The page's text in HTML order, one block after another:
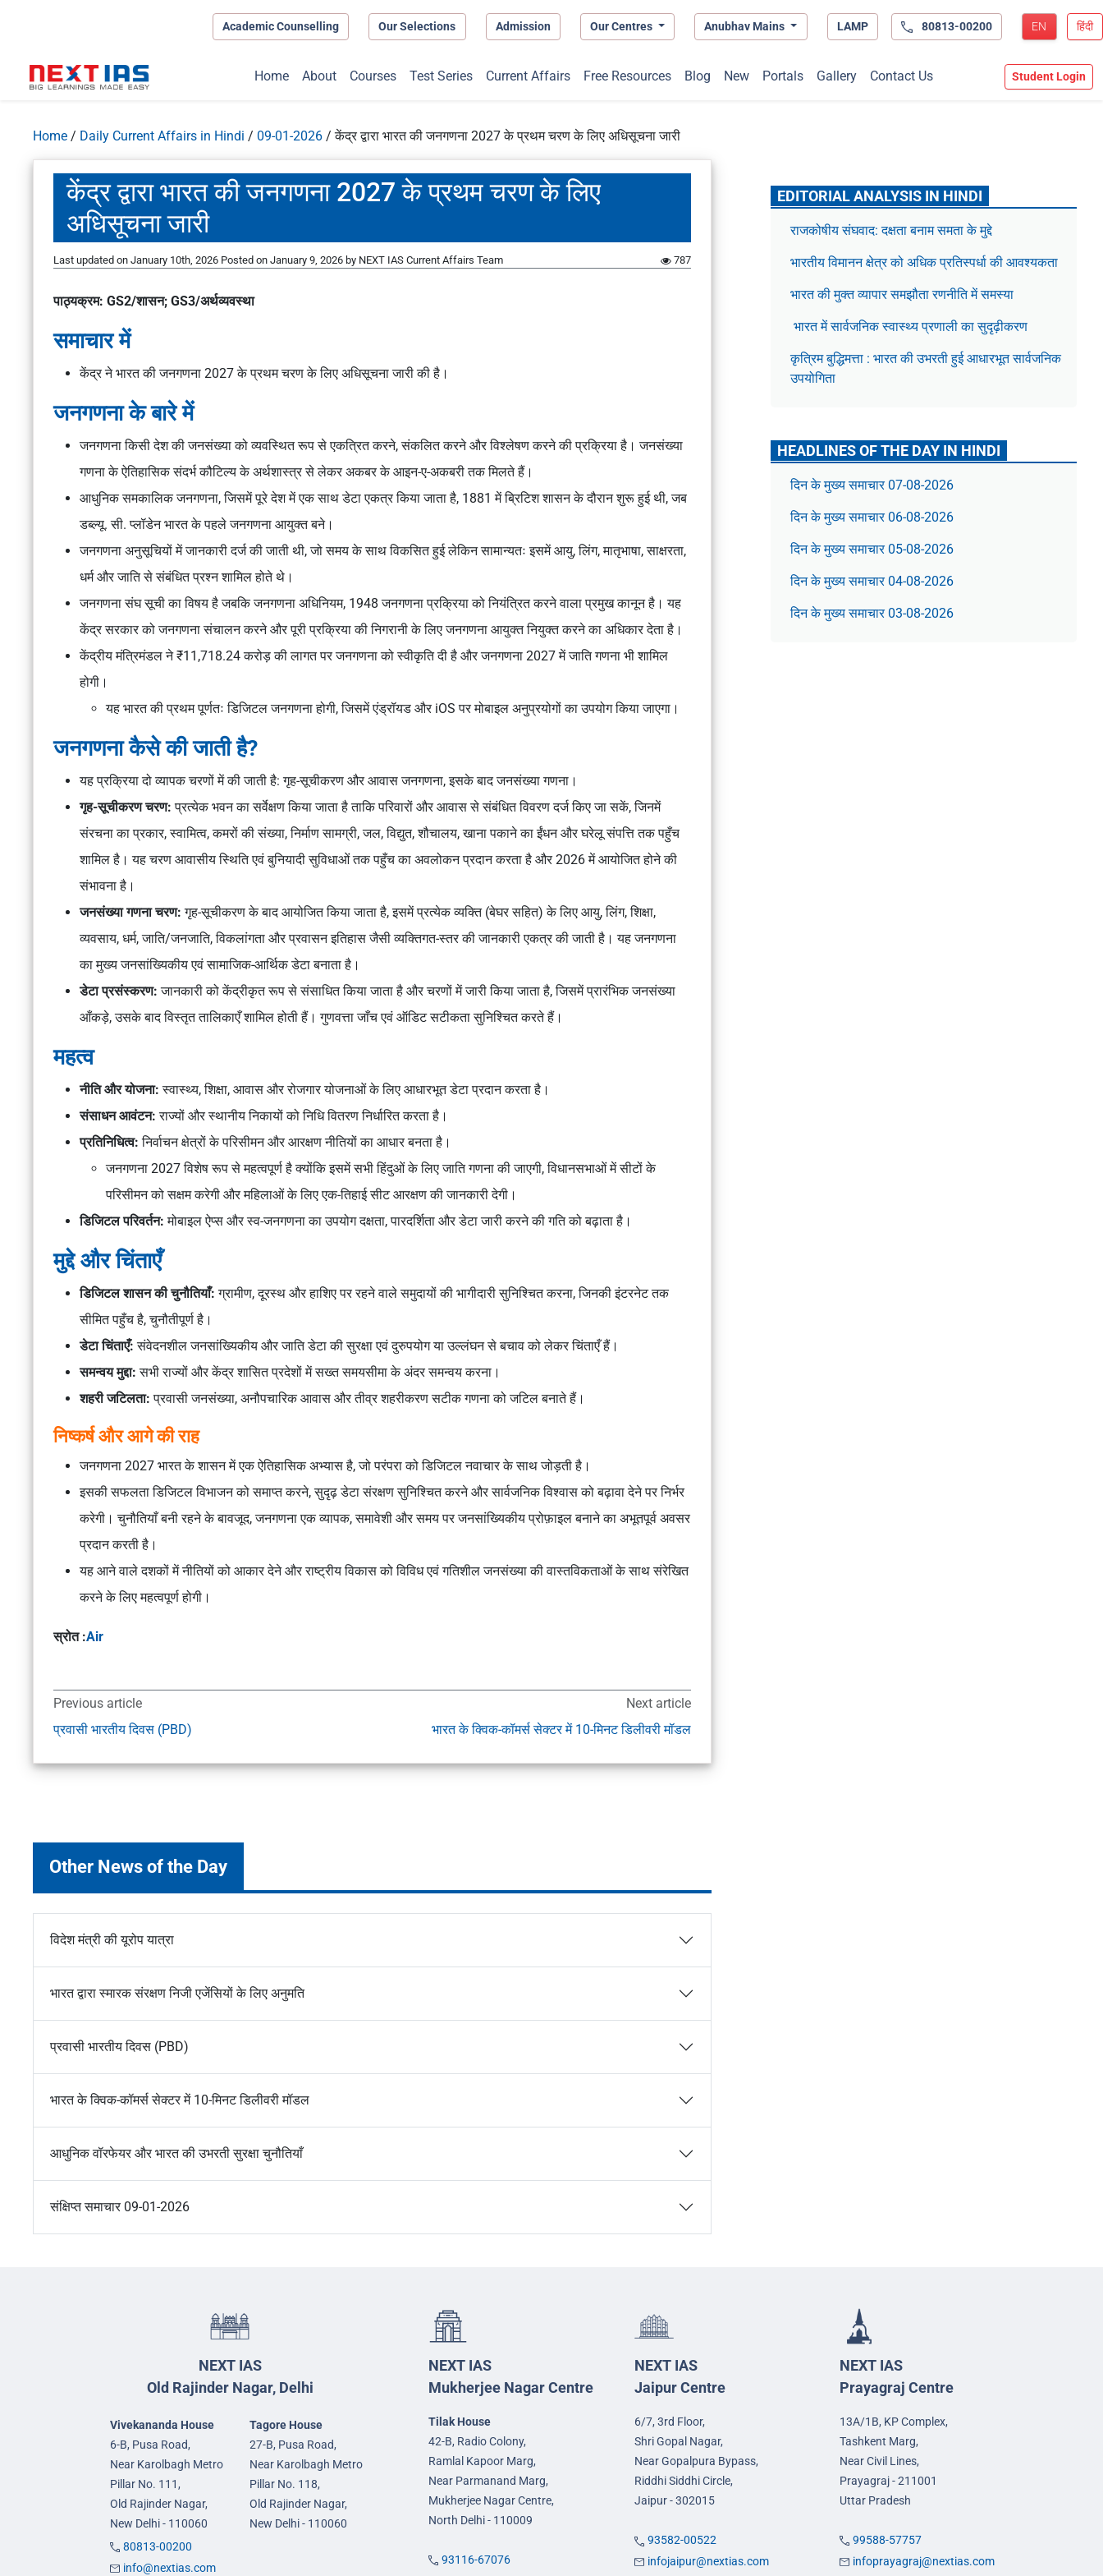
Academic Counselling Our Selections Admission Our Centres Anubhav Mains LAMP 80813-00200 EN हिंदी
Home About Courses Test Series Current Affairs Free Resources Blog New Portals Gallery Contact Us Student Login
Home / Daily Current Affairs in Hindi / 09-01-2026 /केंद्र द्वारा भारत की जनगणना 2027 के प्रथम चरण के लिए अधिसूचना जारी
केंद्र द्वारा भारत की जनगणना 2027 के प्रथम चरण के लिए
अधिसूचना जारी
Last updated on January 10th, 2026 Posted on January 9, 2026 by NEXT IAS Current Affairs Team 787
पाठ्यक्रम: GS2/शासन; GS3/अर्थव्यवस्था
समाचार में
केंद्र ने भारत की जनगणना 2027 के प्रथम चरण के लिए अधिसूचना जारी की है।
जनगणना के बारे में
जनगणना किसी देश की जनसंख्या को व्यवस्थित रूप से एकत्रित करने, संकलित करने और विश्लेषण करने की प्रक्रिया है। जनसंख्या
गणना के ऐतिहासिक संदर्भ कौटिल्य केअर्थशास्त्रसे लेकर अकबर केआइन-ए-अकबरीतक मिलते हैं।
आधुनिक समकालिक जनगणना, जिसमें पूरे देश में एक साथ डेटा एकत्र किया जाता है, 1881 में ब्रिटिश शासन के दौरान शुरू हुई थी, जब
डब्ल्यू. सी. प्लॉडेन भारत के पहले जनगणना आयुक्त बने।
जनगणना अनुसूचियों में जानकारी दर्ज की जाती थी, जो समय के साथ विकसित हुई लेकिन सामान्यतः इसमें आयु, लिंग, मातृभाषा, साक्षरता,
धर्म और जाति से संबंधित प्रश्न शामिल होते थे।
जनगणना संघ सूची का विषय है जबकिजनगणना अधिनियम, 1948 जनगणना प्रक्रिया को नियंत्रित करने वाला प्रमुख कानून है। यह
केंद्र सरकार को जनगणना संचालन करने और पूरी प्रक्रिया की निगरानी के लिए जनगणना आयुक्त नियुक्त करने का अधिकार देता है।
केंद्रीय मंत्रिमंडल ने ₹11,718.24 करोड़ की लागत पर जनगणना को स्वीकृति दी है और जनगणना 2027 में जाति गणना भी शामिल
होगी।
यह भारत की प्रथम पूर्णतः डिजिटल जनगणना होगी, जिसमें एंड्रॉयड और iOS पर मोबाइल अनुप्रयोगों का उपयोग किया जाएगा।
जनगणना कैसे की जाती है?
यह प्रक्रिया दो व्यापक चरणों में की जाती है:गृह-सूचीकरण और आवास जनगणना, इसके बादजनसंख्या गणना ।
गृह-सूचीकरण चरण: प्रत्येक भवन का सर्वेक्षण किया जाता है ताकि परिवारों और आवास से संबंधित विवरण दर्ज किए जा सकें, जिनमें
संरचना का प्रकार, स्वामित्व, कमरों की संख्या, निर्माण सामग्री, जल, विद्युत, शौचालय, खाना पकाने का ईंधन और घरेलू संपत्ति तक पहुँच
शामिल है। यह चरण आवासीय स्थिति एवं बुनियादी सुविधाओं तक पहुँच का अवलोकन प्रदान करता है और 2026 में आयोजित होने की
संभावना है।
जनसंख्या गणना चरण: गृह-सूचीकरण के बाद आयोजित किया जाता है, इसमें प्रत्येक व्यक्ति (बेघर सहित) के लिए आयु, लिंग, शिक्षा,
व्यवसाय, धर्म, जाति/जनजाति, विकलांगता और प्रवासन इतिहास जैसी व्यक्तिगत-स्तर की जानकारी एकत्र की जाती है। यह जनगणना
का मुख्य जनसांख्यिकीय एवं सामाजिक-आर्थिक डेटा बनाता है।
डेटा प्रसंस्करण: जानकारी को केंद्रीकृत रूप से संसाधित किया जाता है और चरणों में जारी किया जाता है, जिसमें प्रारंभिक जनसंख्या
आँकड़े, उसके बाद विस्तृत तालिकाएँ शामिल होती हैं। गुणवत्ता जाँच एवं ऑडिट सटीकता सुनिश्चित करते हैं।
महत्व
नीति और योजना: स्वास्थ्य, शिक्षा, आवास और रोजगार योजनाओं के लिए आधारभूत डेटा प्रदान करता है।
संसाधन आवंटन: राज्यों और स्थानीय निकायों को निधि वितरण निर्धारित करता है।
प्रतिनिधित्व: निर्वाचन क्षेत्रों के परिसीमन और आरक्षण नीतियों का आधार बनता है।
जनगणना 2027 विशेष रूप से महत्वपूर्ण है क्योंकि इसमें सभी हिंदुओं के लिए जाति गणना की जाएगी, विधानसभाओं में सीटों के
परिसीमन को सक्षम करेगी और महिलाओं के लिए एक-तिहाई सीट आरक्षण की जानकारी देगी।
डिजिटल परिवर्तन: मोबाइल ऐप्स और स्व-जनगणना का उपयोग दक्षता, पारदर्शिता और डेटा जारी करने की गति को बढ़ाता है।
मुद्दे और चिंताएँ
डिजिटल शासन की चुनौतियाँ: ग्रामीण, दूरस्थ और हाशिए पर रहने वाले समुदायों की भागीदारी सुनिश्चित करना, जिनकी इंटरनेट तक
सीमित पहुँच है, चुनौतीपूर्ण है।
डेटा चिंताएँ: संवेदनशील जनसांख्यिकीय और जाति डेटा की सुरक्षा एवं दुरुपयोग या उल्लंघन से बचाव को लेकर चिंताएँ हैं।
समन्वय मुद्दा: सभी राज्यों और केंद्र शासित प्रदेशों में सख्त समयसीमा के अंदर समन्वय करना।
शहरी जटिलता: प्रवासी जनसंख्या, अनौपचारिक आवास और तीव्र शहरीकरण सटीक गणना को जटिल बनाते हैं।
निष्कर्ष और आगे की राह
जनगणना 2027 भारत के शासन में एक ऐतिहासिक अभ्यास है, जो परंपरा को डिजिटल नवाचार के साथ जोड़ती है।
इसकी सफलता डिजिटल विभाजन को समाप्त करने, सुदृढ़ डेटा संरक्षण सुनिश्चित करने और सार्वजनिक विश्वास को बढ़ावा देने पर निर्भर
करेगी। चुनौतियाँ बनी रहने के बावजूद, जनगणना एक व्यापक, समावेशी और समय पर जनसांख्यिकीय प्रोफ़ाइल बनाने का अभूतपूर्व अवसर
प्रदान करती है।
यह आने वाले दशकों में नीतियों को आकार देने और राष्ट्रीय विकास को विविध एवं गतिशील जनसंख्या की वास्तविकताओं के साथ संरेखित
करने के लिए महत्वपूर्ण होगी।
स्रोत :Air
Previous article
प्रवासी भारतीय दिवस (PBD)
Next article
भारत के क्विक-कॉमर्स सेक्टर में 10-मिनट डिलीवरी मॉडल
Other News of the Day
विदेश मंत्री की यूरोप यात्रा
भारत द्वारा स्मारक संरक्षण निजी एजेंसियों के लिए अनुमति
प्रवासी भारतीय दिवस (PBD)
भारत के क्विक-कॉमर्स सेक्टर में 10-मिनट डिलीवरी मॉडल
आधुनिक वॉरफेयर और भारत की उभरती सुरक्षा चुनौतियाँ
संक्षिप्त समाचार 09-01-2026
EDITORIAL ANALYSIS IN HINDI
राजकोषीय संघवाद: दक्षता बनाम समता के मुद्दे
भारतीय विमानन क्षेत्र को अधिक प्रतिस्पर्धा की आवश्यकता
भारत की मुक्त व्यापार समझौता रणनीति में समस्या
भारत में सार्वजनिक स्वास्थ्य प्रणाली का सुदृढ़ीकरण
कृत्रिम बुद्धिमत्ता : भारत की उभरती हुई आधारभूत सार्वजनिक
उपयोगिता
HEADLINES OF THE DAY IN HINDI
दिन के मुख्य समाचार 07-08-2026
दिन के मुख्य समाचार 06-08-2026
दिन के मुख्य समाचार 05-08-2026
दिन के मुख्य समाचार 04-08-2026
दिन के मुख्य समाचार 03-08-2026
NEXT IAS
Old Rajinder Nagar, Delhi
Vivekananda House
6-B, Pusa Road,
Near Karolbagh Metro
Pillar No. 111,
Old Rajinder Nagar,
New Delhi - 110060
Tagore House
27-B, Pusa Road,
Near Karolbagh Metro
Pillar No. 118,
Old Rajinder Nagar,
New Delhi - 110060
80813-00200
info@nextias.com
NEXT IAS
Mukherjee Nagar Centre
Tilak House
42-B, Radio Colony,
Ramlal Kapoor Marg,
Near Parmanand Marg,
Mukherjee Nagar Centre,
North Delhi - 110009
93116-67076
NEXT IAS
Jaipur Centre
6/7, 3rd Floor,
Shri Gopal Nagar,
Near Gopalpura Bypass,
Riddhi Siddhi Circle,
Jaipur - 302015
93582-00522
infojaipur@nextias.com
NEXT IAS
Prayagraj Centre
13A/1B, KP Complex,
Tashkent Marg,
Near Civil Lines,
Prayagraj - 211001
Uttar Pradesh
99588-57757
infoprayagraj@nextias.com